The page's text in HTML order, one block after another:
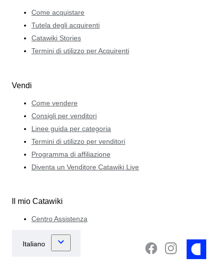
Come acquistare
Tutela degli acquirenti
Catawiki Stories
Termini di utilizzo per Acquirenti
Vendi
Come vendere
Consigli per venditori
Linee guida per categoria
Termini di utilizzo per venditori
Programma di affiliazione
Diventa un Venditore Catawiki Live
Il mio Catawiki
Centro Assistenza